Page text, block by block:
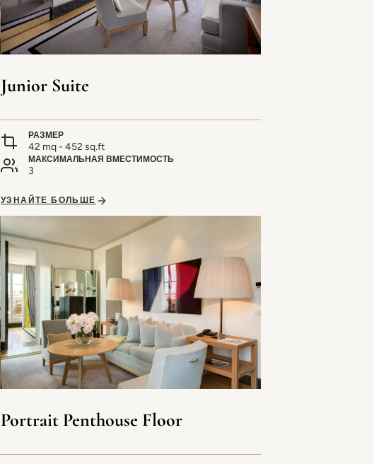
Junior Suite
РАЗМЕР
42 mq - 452 sq.ft
МАКСИМАЛЬНАЯ ВМЕСТИМОСТЬ
3
УЗНАЙТЕ БОЛЬШЕ
Portrait Penthouse Floor